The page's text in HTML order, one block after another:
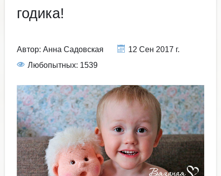
годика!
Автор: Анна Садовская
12 Сен 2017 г.
Любопытных: 1539